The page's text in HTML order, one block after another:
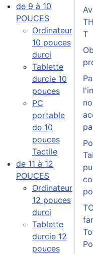
de 9 à 10
POUCES
Ordinateur
10 pouces
durci
Tablette
durcie 10
pouces
PC
portable
de 10
pouces
Tactile
de 11 à 12
POUCES
Ordinateur
12 pouces
durci
Tablette
durcie 12
pouces
T